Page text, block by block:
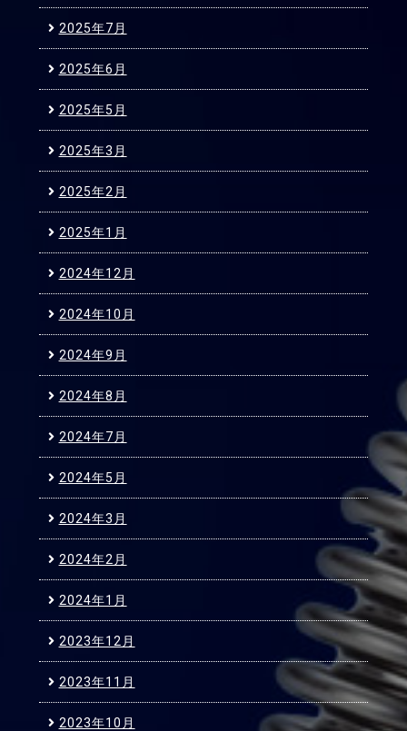
2025年7月
2025年6月
2025年5月
2025年3月
2025年2月
2025年1月
2024年12月
2024年10月
2024年9月
2024年8月
2024年7月
2024年5月
2024年3月
2024年2月
2024年1月
2023年12月
2023年11月
2023年10月